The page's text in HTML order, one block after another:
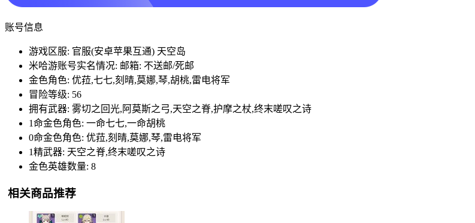
账号信息
游戏区服: 官服(安卓苹果互通) 天空岛
米哈游账号实名情况: 邮箱: 不送邮/死邮
金色角色: 优菈,七七,刻晴,莫娜,琴,胡桃,雷电将军
冒险等级: 56
拥有武器: 雾切之回光,阿莫斯之弓,天空之脊,护摩之杖,终末嗟叹之诗
1命金色角色: 一命七七,一命胡桃
0命金色角色: 优菈,刻晴,莫娜,琴,雷电将军
1精武器: 天空之脊,终末嗟叹之诗
金色英雄数量: 8
相关商品推荐